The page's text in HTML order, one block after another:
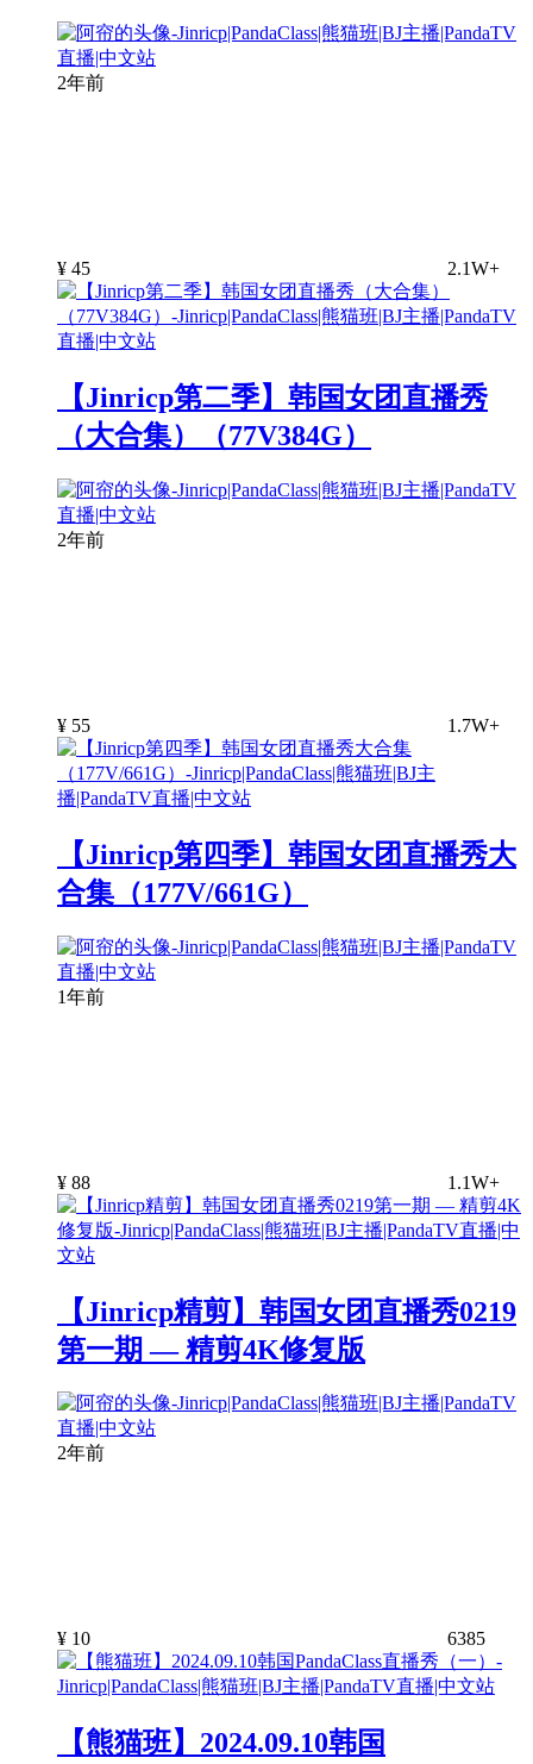
2年前
¥ 45 2.1W+
【Jinricp第二季】韩国女团直播秀
（大合集）（77V384G）
2年前
¥ 55 1.7W+
【Jinricp第四季】韩国女团直播秀大
合集（177V/661G）
1年前
¥ 88 1.1W+
【Jinricp精剪】韩国女团直播秀0219
第一期 — 精剪4K修复版
2年前
¥ 10 6385
【熊猫班】2024.09.10韩国